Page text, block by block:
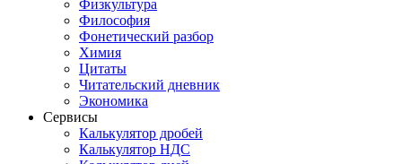
Физкультура
Философия
Фонетический разбор
Химия
Цитаты
Читательский дневник
Экономика
Сервисы
Калькулятор дробей
Калькулятор НДС